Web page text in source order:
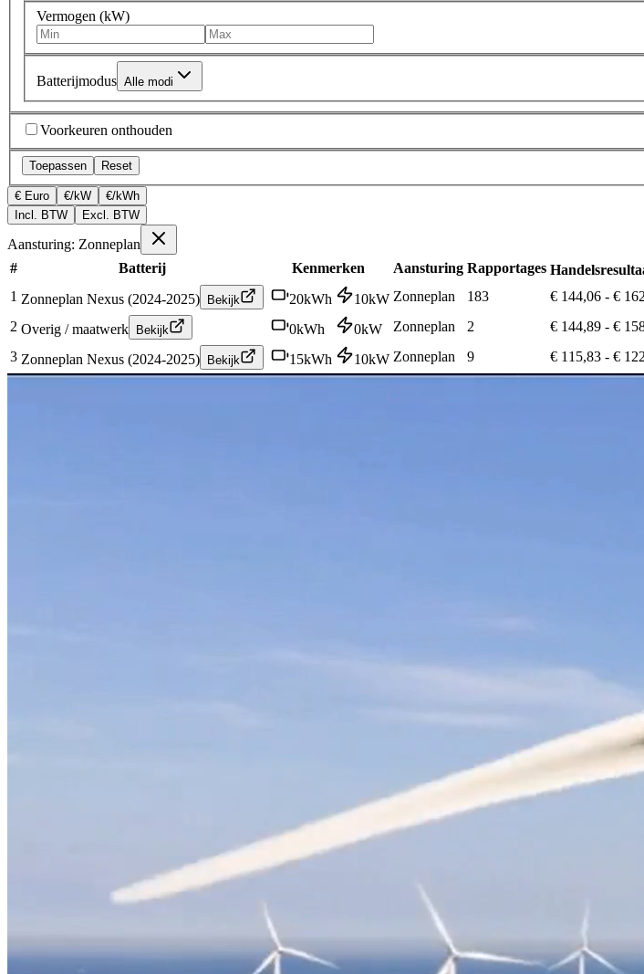
Vermogen (kW)
Batterijmodus Alle modi
Voorkeuren onthouden
Toepassen Reset
€ Euro €/kW
€/kWh
Incl. BTW
Excl. BTW
Aansturing: Zonneplan
#
Batterij Kenmerken Aansturing Rapportages
1 Zonneplan Nexus (2024-2025) Bekijk 20kWh 10kW Zonneplan 183 € 144,06 - €
2 Overig / maatwerk Bekijk 0kWh 0kW Zonneplan 2 € 144,89 - €
3 Zonneplan Nexus (2024-2025) Bekijk 15kWh 10kW Zonneplan 9 € 115,83 - €